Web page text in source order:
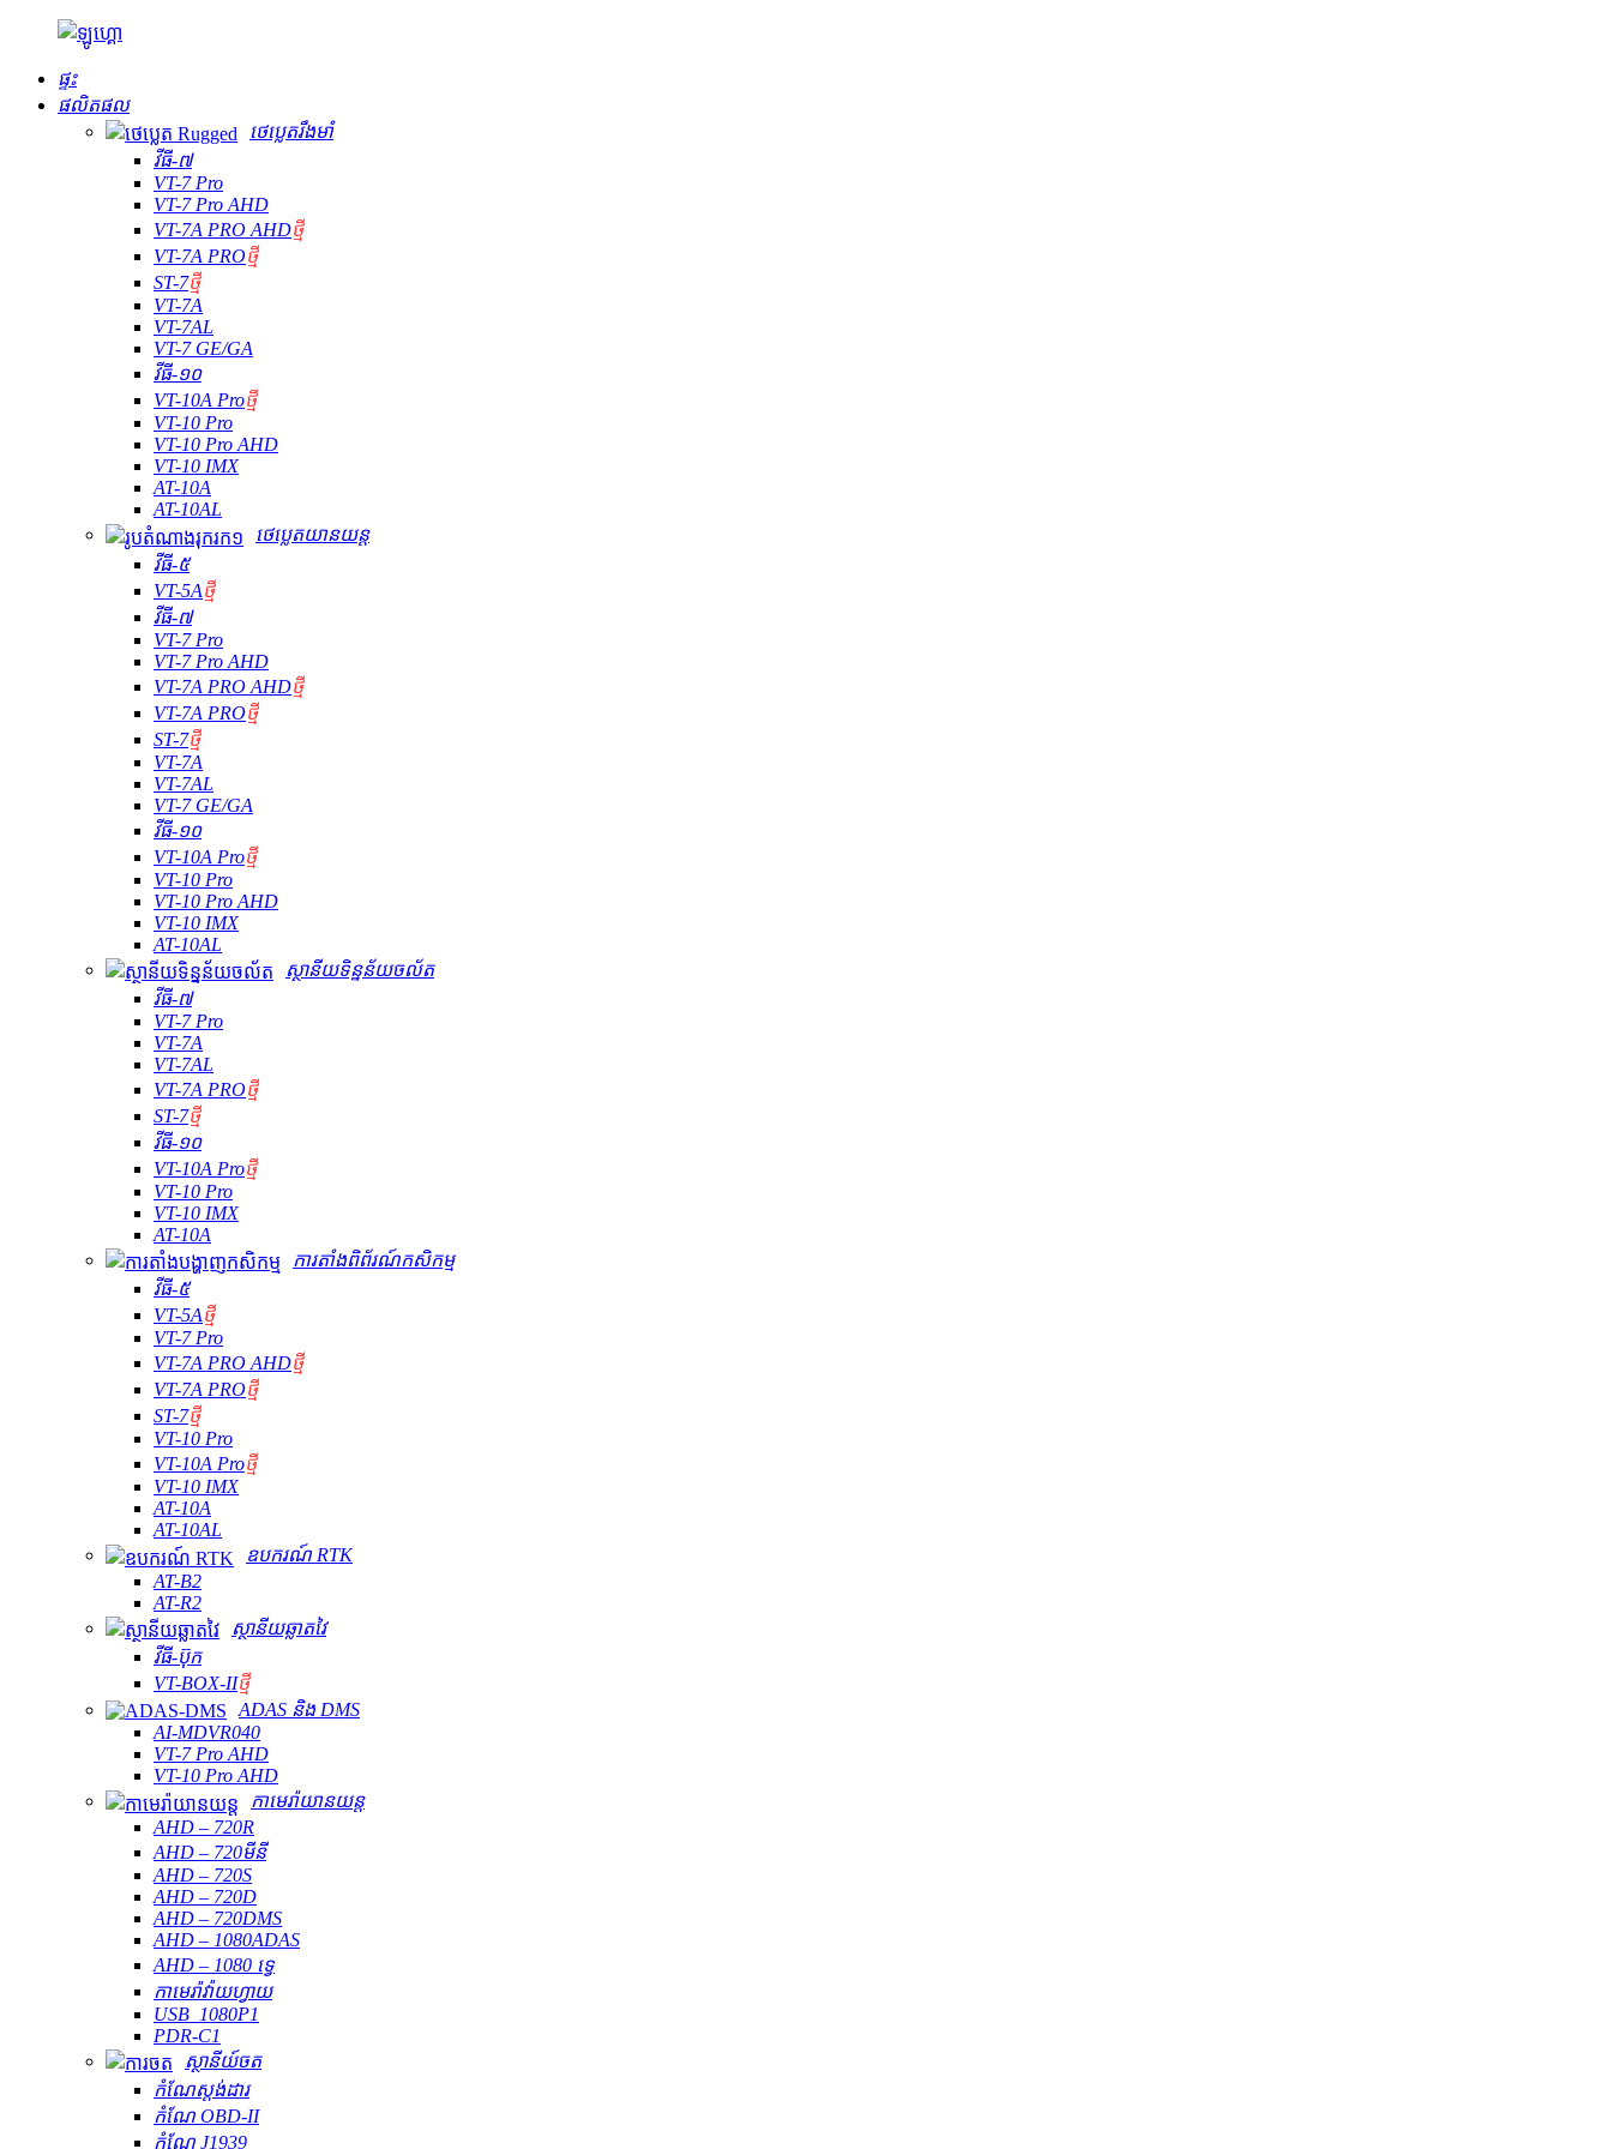
ផ្ទះ
ផលិតផល
ថេប្លេតរឹងមាំ
វីធី-៧
VT-7 Pro
VT-7 Pro AHD
VT-7A PRO AHDថ្មី
VT-7A PROថ្មី
ST-7ថ្មី
VT-7A
VT-7AL
VT-7 GE/GA
វីធី-១០
VT-10A Proថ្មី
VT-10 Pro
VT-10 Pro AHD
VT-10 IMX
AT-10A
AT-10AL
ថេប្លេតយានយន្ត
វីធី-៥
VT-5Aថ្មី
វីធី-៧
VT-7 Pro
VT-7 Pro AHD
VT-7A PRO AHDថ្មី
VT-7A PROថ្មី
ST-7ថ្មី
VT-7A
VT-7AL
VT-7 GE/GA
វីធី-១០
VT-10A Proថ្មី
VT-10 Pro
VT-10 Pro AHD
VT-10 IMX
AT-10AL
ស្ថានីយទិន្នន័យចល័ត
វីធី-៧
VT-7 Pro
VT-7A
VT-7AL
VT-7A PROថ្មី
ST-7ថ្មី
វីធី-១០
VT-10A Proថ្មី
VT-10 Pro
VT-10 IMX
AT-10A
ការតាំងពិព័រណ៍កសិកម្ម
វីធី-៥
VT-5Aថ្មី
VT-7 Pro
VT-7A PRO AHDថ្មី
VT-7A PROថ្មី
ST-7ថ្មី
VT-10 Pro
VT-10A Proថ្មី
VT-10 IMX
AT-10A
AT-10AL
ឧបករណ៍ RTK
AT-B2
AT-R2
ស្ថានីយឆ្លាតវៃ
វីធី-ប៊ុក
VT-BOX-IIថ្មី
ADAS និង DMS
AI-MDVR040
VT-7 Pro AHD
VT-10 Pro AHD
កាមេរ៉ាយានយន្ត
AHD – 720R
AHD – 720មីនី
AHD – 720S
AHD – 720D
AHD – 720DMS
AHD – 1080ADAS
AHD – 1080 ទ្វេ
កាមេរ៉ាវ៉ាយហ្វាយ
USB_1080P1
PDR-C1
ស្ថានីយ៍ចត
កំណែស្តង់ដារ
កំណែ OBD-II
កំណែ J1939